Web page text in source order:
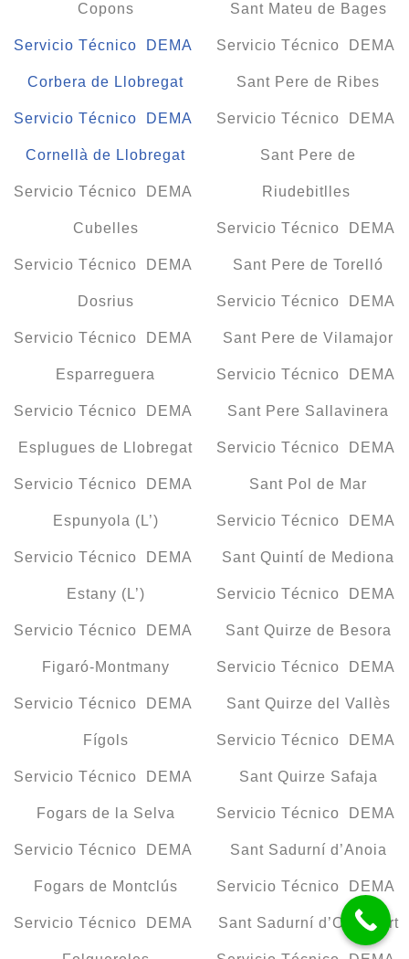
Copons
Servicio Técnico DEMA
Corbera de Llobregat
Servicio Técnico DEMA
Cornellà de Llobregat
Servicio Técnico DEMA
Cubelles
Servicio Técnico DEMA
Dosrius
Servicio Técnico DEMA
Esparreguera
Servicio Técnico DEMA
Esplugues de Llobregat
Servicio Técnico DEMA
Espunyola (L’)
Servicio Técnico DEMA
Estany (L’)
Servicio Técnico DEMA
Figaró-Montmany
Servicio Técnico DEMA
Fígols
Servicio Técnico DEMA
Fogars de la Selva
Servicio Técnico DEMA
Fogars de Montclús
Servicio Técnico DEMA
Sant Mateu de Bages
Servicio Técnico DEMA
Sant Pere de Ribes
Servicio Técnico DEMA
Sant Pere de
Riudebitlles
Servicio Técnico DEMA
Sant Pere de Torelló
Servicio Técnico DEMA
Sant Pere de Vilamajor
Servicio Técnico DEMA
Sant Pere Sallavinera
Servicio Técnico DEMA
Sant Pol de Mar
Servicio Técnico DEMA
Sant Quintí de Mediona
Servicio Técnico DEMA
Sant Quirze de Besora
Servicio Técnico DEMA
Sant Quirze del Vallès
Servicio Técnico DEMA
Sant Quirze Safaja
Servicio Técnico DEMA
Sant Sadurní d’Anoia
Servicio Técnico DEMA
Sant Sadurní d’Osormort